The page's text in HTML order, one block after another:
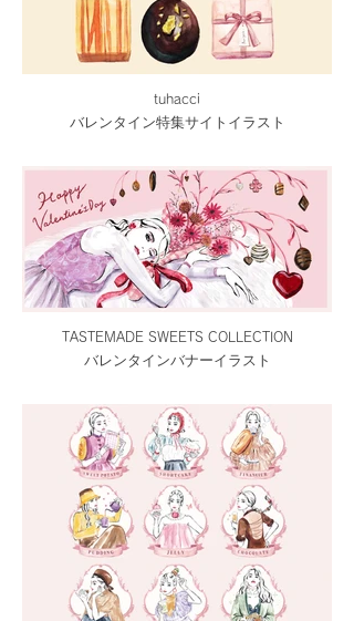
tuhacci
バレンタイン特集サイトイラスト
TASTEMADE SWEETS COLLECTION
バレンタインバナーイラスト